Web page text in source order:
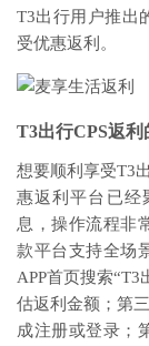
T3出行用户推出
受优惠返利。
T3出行CPS返
想要顺利享受T3
惠返利平台已经
息，操作流程非
款平台支持全场
APP首页搜索
估返利金额；第
成注册或登录；